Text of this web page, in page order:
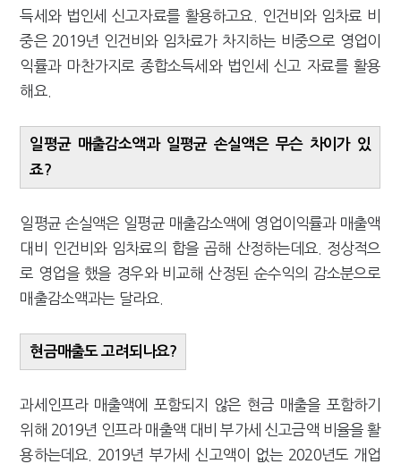
득세와 법인세 신고자료를 활용하고요. 인건비와 임차료 비
중은 2019년 인건비와 임차료가 차지하는 비중으로 영업이
익률과 마찬가지로 종합소득세와 법인세 신고 자료를 활용
해요.
일평균 매출감소액과 일평균 손실액은 무슨 차이가 있
죠?
일평균 손실액은 일평균 매출감소액에 영업이익률과 매출액
대비 인건비와 임차료의 합을 곱해 산정하는데요. 정상적으
로 영업을 했을 경우와 비교해 산정된 순수익의 감소분으로
매출감소액과는 달라요.
현금매출도 고려되나요?
과세인프라 매출액에 포함되지 않은 현금 매출을 포함하기
위해 2019년 인프라 매출액 대비 부가세 신고금액 비율을 활
용하는데요. 2019년 부가세 신고액이 없는 2020년도 개업